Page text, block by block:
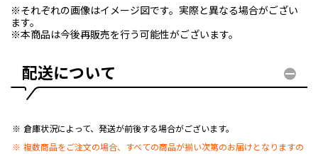
※それぞれの画像はイメージ図です。実際と異なる場合がござい
ます。
※本商品は今後再販売を行う可能性がございます。
配送について
倉庫状況によって、発送が前後する場合がございます。
複数商品をご注文の場合、すべての商品が揃い次第のお届けとなりますの